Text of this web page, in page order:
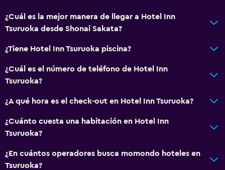
¿Cuál es la mejor manera de llegar a Hotel Inn
Tsuruoka desde Shonai Sakata?
¿Tiene Hotel Inn Tsuruoka piscina?
¿Cuál es el número de teléfono de Hotel Inn
Tsuruoka?
¿A qué hora es el check-out en Hotel Inn Tsuruoka?
¿Cuánto cuesta una habitación en Hotel Inn
Tsuruoka?
¿En cuántos operadores busca momondo hoteles en
Tsuruoka?